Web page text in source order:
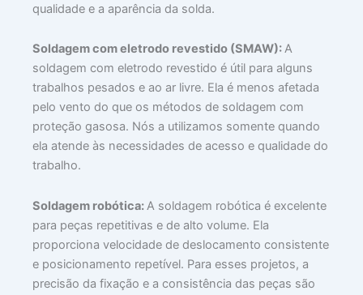
qualidade e a aparência da solda.
Soldagem com eletrodo revestido (SMAW):A
soldagem com eletrodo revestido é útil para alguns
trabalhos pesados e ao ar livre. Ela é menos afetada
pelo vento do que os métodos de soldagem com
proteção gasosa. Nós a utilizamos somente quando
ela atende às necessidades de acesso e qualidade do
trabalho.
Soldagem robótica:A soldagem robótica é excelente
para peças repetitivas e de alto volume. Ela
proporciona velocidade de deslocamento consistente
e posicionamento repetível. Para esses projetos, a
precisão da fixação e a consistência das peças são